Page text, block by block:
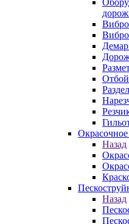
Назад
Назад